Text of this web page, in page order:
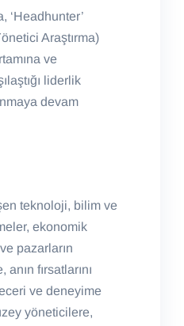
‘Headhunter’
Araştırma)
ve
liderlik
devam
teknoloji, bilim ve
ekonomik
pazarların
fırsatlarını
ve deneyime
yöneticilere,